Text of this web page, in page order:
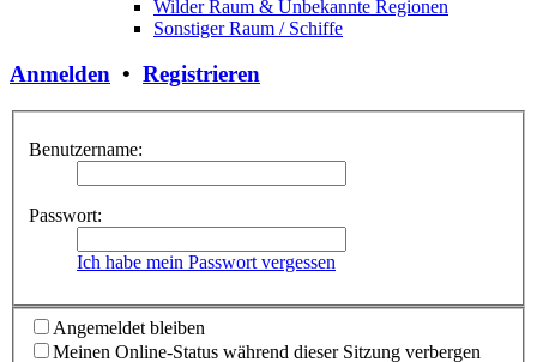
Wilder Raum & Unbekannte Regionen
Sonstiger Raum / Schiffe
Anmelden • Registrieren
Benutzername:
Passwort:
Ich habe mein Passwort vergessen
Angemeldet bleiben
Meinen Online-Status während dieser Sitzung verbergen